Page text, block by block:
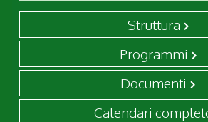
Struttura
Programmi
Documenti
Calendari